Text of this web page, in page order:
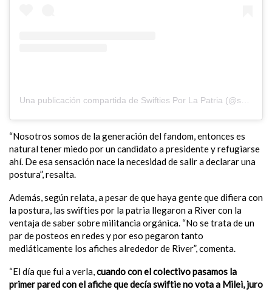
“Nosotros somos de la generación del fandom, entonces es
natural tener miedo por un candidato a presidente y refugiarse
ahí. De esa sensación nace la necesidad de salir a declarar una
postura”, resalta.
Además, según relata, a pesar de que haya gente que difiera con
la postura, las swifties por la patria llegaron a River con la
ventaja de saber sobre militancia orgánica. “No se trata deun
par de posteos en redes y por eso pegaron tanto
mediáticamente los afiches alrededor de River”, comenta.
“El día que fui a verla,cuando con el colectivo pasamos la
primer pared con el afiche que decía swiftie no vota a Milei, juro